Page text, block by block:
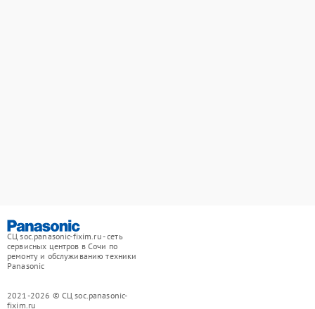
СЦ soc.panasonic-fixim.ru - сеть
сервисных центров в Сочи по
ремонту и обслуживанию техники
Panasonic
2021-2026 © СЦ soc.panasonic-
fixim.ru